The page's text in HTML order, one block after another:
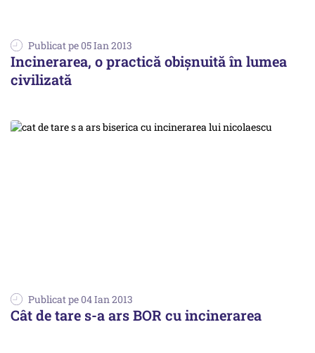
Publicat pe 05 Ian 2013
Incinerarea, o practică obișnuită în lumea
civilizată
Publicat pe 04 Ian 2013
Cât de tare s-a ars BOR cu incinerarea